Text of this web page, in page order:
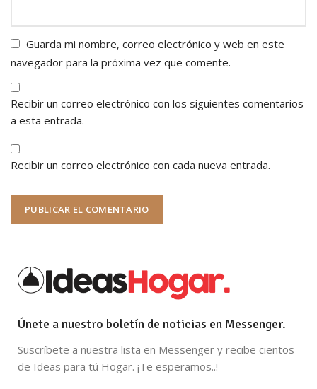
Guarda mi nombre, correo electrónico y web en este
navegador para la próxima vez que comente.
Recibir un correo electrónico con los siguientes comentarios
a esta entrada.
Recibir un correo electrónico con cada nueva entrada.
Únete a nuestro boletín de noticias en Messenger.
Suscríbete a nuestra lista en Messenger y recibe cientos
de Ideas para tú Hogar. ¡Te esperamos..!